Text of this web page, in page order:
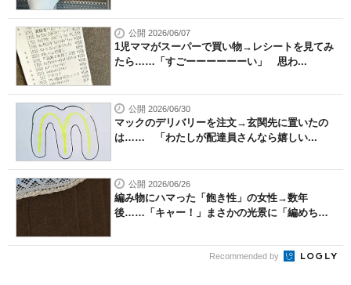
公開 2026/06/07
1児ママがスーパーで買い物→レシートを見てみ
たら……「すごーーーーーーい」 思わ...
公開 2026/06/30
マックのデリバリーを注文→玄関先に置いたの
は…… 「わたしが配達員さんなら嬉しい...
公開 2026/06/26
編み物にハマった「飽き性」の女性→数年
後……「キャー！」まさかの光景に「編めち
Recommended by